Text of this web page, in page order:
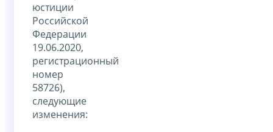
юстиции
Российской
Федерации
19.06.2020,
регистрационный
номер
58726),
следующие
изменения: